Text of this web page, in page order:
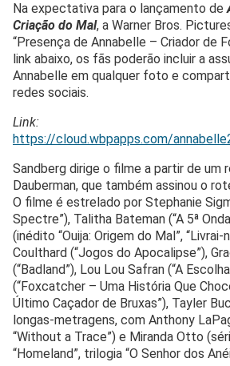
Na expectativa para o lançamento de
Criação do Mal, a Warner Bros.
“Presença de Annabelle – Criador de
link abaixo, os fãs poderão incluir a
Annabelle em qualquer foto e
redes sociais.
Link:
https://cloud.wbpapps.com/
Sandberg dirige o filme a partir de um
Dauberman, que também assinou o
O filme é estrelado por Stephanie
Spectre”), Talitha Bateman (“A 5ª
(inédito “Ouija: Origem do Mal”,
Coulthard (“Jogos do Apocalipse”),
(“Badland”), Lou Lou Safran (“A
(“Foxcatcher – Uma História Que
Último Caçador de Bruxas”), Tayler
longas-metragens, com Anthony
“Without a Trace”) e Miranda Otto
“Homeland”, trilogia “O Senhor dos